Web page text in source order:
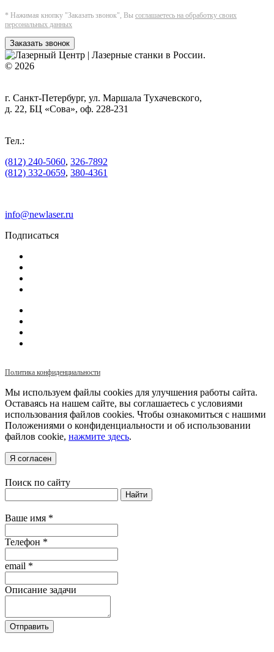
* Нажимая кнопку "Заказать звонок", Вы соглашаетесь на обработку своих
персональных данных
Заказать звонок
© 2026
г. Санкт-Петербург, ул. Маршала Тухачевского,
д. 22, БЦ «Сова», оф. 228-231
Тел.:
(812) 240-5060, 326-7892
(812) 332-0659, 380-4361
info@newlaser.ru
Подписаться
Политика конфиденциальности
Мы используем файлы cookies для улучшения работы сайта.
Оставаясь на нашем сайте, вы соглашаетесь с условиями
использования файлов cookies. Чтобы ознакомиться с нашими
Положениями о конфиденциальности и об использовании
файлов cookie, нажмите здесь.
Я согласен
Поиск по сайту
Найти
Ваше имя *
Телефон *
email *
Описание задачи
Отправить